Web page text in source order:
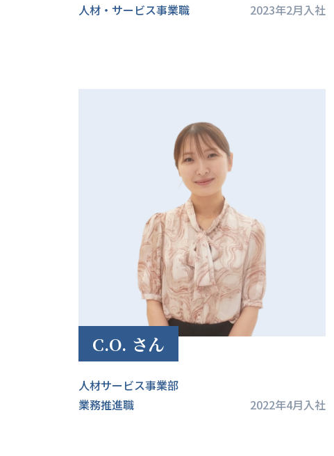
人材・サービス事業職
2023年2月入社
C.O. さん
人材サービス事業部
業務推進職
2022年4月入社